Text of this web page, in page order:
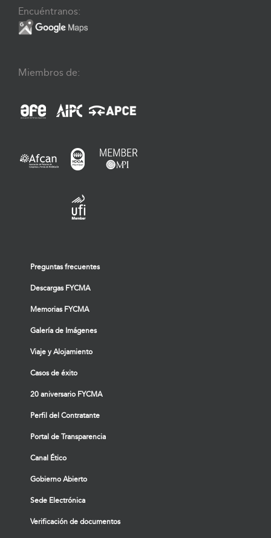
Encuéntranos:
Miembros de:
Preguntas frecuentes
Descargas FYCMA
Memorias FYCMA
Galería de Imágenes
Viaje y Alojamiento
Casos de éxito
20 aniversario FYCMA
Perfil del Contratante
Portal de Transparencia
Canal Ético
Gobierno Abierto
Sede Electrónica
Verificación de documentos